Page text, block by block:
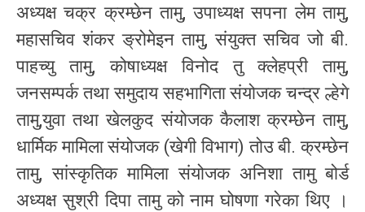
अध्यक्ष चक्र क्रम्छेन तामु, उपाध्यक्ष सपना लेम तामु,
महासचिव शंकर ङ्रोमेइन तामु, संयुक्त सचिव जो बी.
पाहच्यु तामु, कोषाध्यक्ष विनोद तु क्लेहप्री तामु,
जनसम्पर्क तथा समुदाय सहभागिता संयोजक चन्द्र ल्हेगे
तामु,युवा तथा खेलकुद संयोजक कैलाश क्रम्छेन तामु,
धार्मिक मामिला संयोजक (खेगी विभाग) तोउ बी. क्रम्छेन
तामु, सांस्कृतिक मामिला संयोजक अनिशा तामु बोर्ड
अध्यक्ष सुश्री दिपा तामु को नाम घोषणा गरेका थिए ।